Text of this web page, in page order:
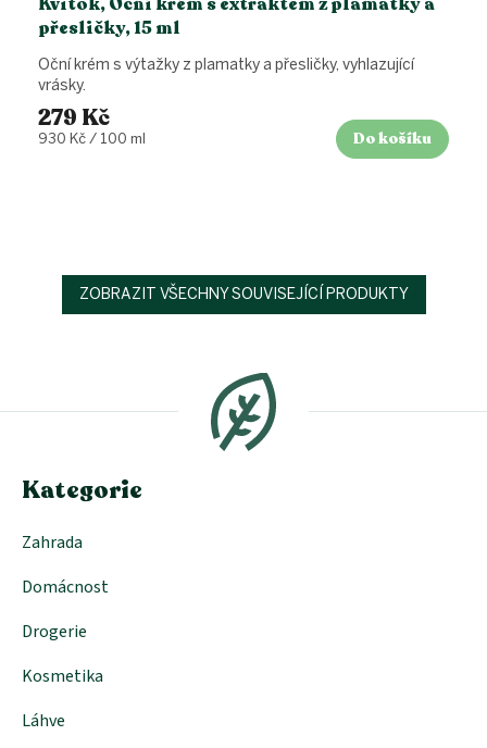
přesličky, 15 ml
279 Kč
Měrná
930 Kč / 100 ml Do košíku
Oční krém s výtažky z plamatky a přesličky, vyhlazující
vrásky.
ZOBRAZIT VŠECHNY SOUVISEJÍCÍ PRODUKTY
a
Kategorie
Zahrada
Domácnost
Drogerie
Kosmetika
Láhve